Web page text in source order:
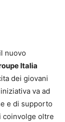
nuovo
Italia
dei giovani
va ad
e di supporto
coinvolge oltre